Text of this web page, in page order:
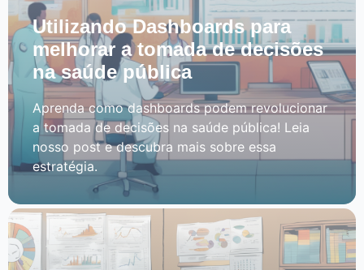
Utilizando Dashboards para
melhorar a tomada de decisões
na saúde pública
Aprenda como dashboards podem revolucionar
a tomada de decisões na saúde pública! Leia
nosso post e descubra mais sobre essa
estratégia.